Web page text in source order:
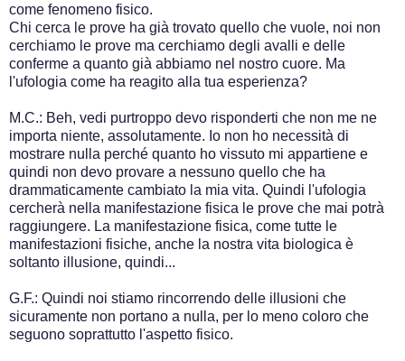
come fenomeno fisico.
Chi cerca le prove ha già trovato quello che vuole, noi non
cerchiamo le prove ma cerchiamo degli avalli e delle
conferme a quanto già abbiamo nel nostro cuore. Ma
l'ufologia come ha reagito alla tua esperienza?
M.C.: Beh, vedi purtroppo devo risponderti che non me ne
importa niente, assolutamente. Io non ho necessità di
mostrare nulla perché quanto ho vissuto mi appartiene e
quindi non devo provare a nessuno quello che ha
drammaticamente cambiato la mia vita. Quindi l'ufologia
cercherà nella manifestazione fisica le prove che mai potrà
raggiungere. La manifestazione fisica, come tutte le
manifestazioni fisiche, anche la nostra vita biologica è
soltanto illusione, quindi...
G.F.: Quindi noi stiamo rincorrendo delle illusioni che
sicuramente non portano a nulla, per lo meno coloro che
seguono soprattutto l'aspetto fisico.